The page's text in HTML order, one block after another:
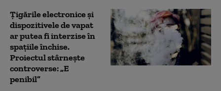
Țigările electronice și
dispozitivele de vapat
ar putea fi interzise în
spațiile închise.
Proiectul stârnește
controverse: „E
penibil”